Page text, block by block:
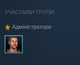
УЧАСНИКИ ГРУПИ
Адміністратори